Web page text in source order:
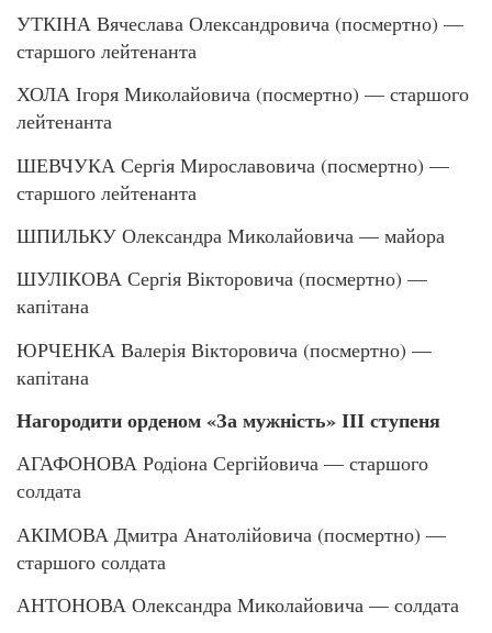
УТКІНА Вячеслава Олександровича (посмертно) —
старшого лейтенанта
ХОЛА Ігоря Миколайовича (посмертно) — старшого
лейтенанта
ШЕВЧУКА Сергія Мирославовича (посмертно) —
старшого лейтенанта
ШПИЛЬКУ Олександра Миколайовича — майора
ШУЛІКОВА Сергія Вікторовича (посмертно) —
капітана
ЮРЧЕНКА Валерія Вікторовича (посмертно) —
капітана
Нагородити орденом «За мужність» ІІІ ступеня
АГАФОНОВА Родіона Сергійовича — старшого
солдата
АКІМОВА Дмитра Анатолійовича (посмертно) —
старшого солдата
АНТОНОВА Олександра Миколайовича — солдата